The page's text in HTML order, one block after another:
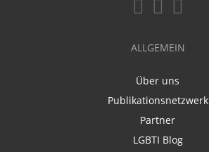
ALLGEMEIN
Über uns
Publikationsnetzwerk
Partner
LGBTI Blog